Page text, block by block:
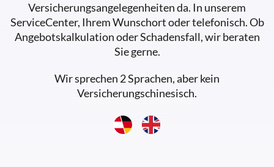
Versicherungsangelegenheiten da. In unserem
ServiceCenter, Ihrem Wunschort oder telefonisch. Ob
Angebotskalkulation oder Schadensfall, wir beraten
Sie gerne.
Wir sprechen 2 Sprachen, aber kein
Versicherungschinesisch.